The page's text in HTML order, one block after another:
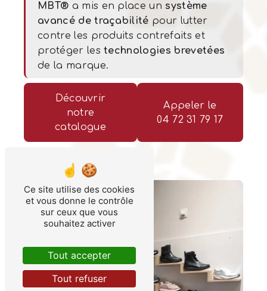
MBT® a mis en place un système
avancé de traçabilité pour lutter
contre les produits contrefaits et
protéger lestechnologies brevetées
de la marque.
Découvrir
notre
catalogue
Appeler le
04 72 31 79 17
Ce site utilise des cookies
et vous donne le contrôle
sur ceux que vous
souhaitez activer
Tout accepter
Tout refuser